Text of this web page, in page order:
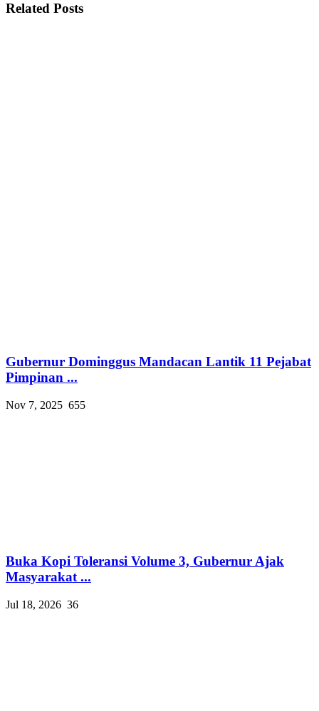
Related Posts
Gubernur Dominggus Mandacan Lantik 11 Pejabat
Pimpinan ...
Nov 7, 2025 655
Buka Kopi Toleransi Volume 3, Gubernur Ajak
Masyarakat ...
Jul 18, 2026 36